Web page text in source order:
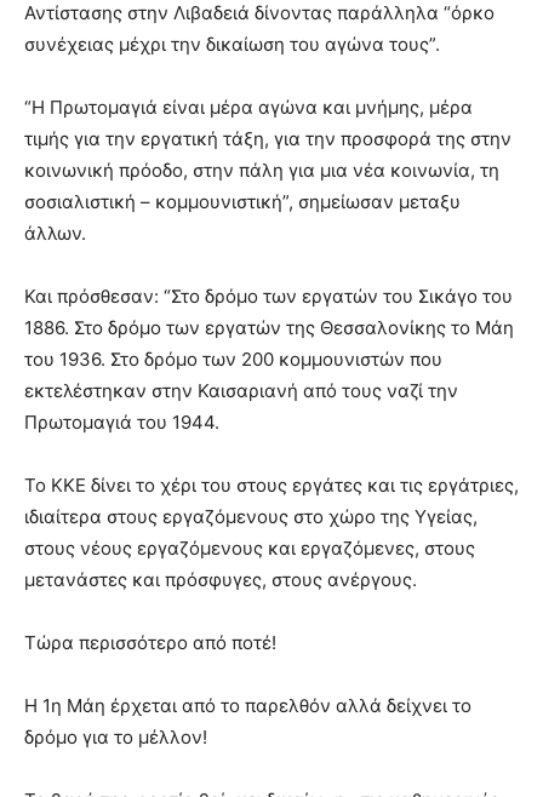
Αντίστασης στην Λιβαδειά δίνοντας παράλληλα “όρκο
συνέχειας μέχρι την δικαίωση του αγώνα τους”.
“Η Πρωτομαγιά είναι μέρα αγώνα και μνήμης, μέρα
τιμής για την εργατική τάξη, για την προσφορά της στην
κοινωνική πρόοδο, στην πάλη για μια νέα κοινωνία, τη
σοσιαλιστική – κομμουνιστική”, σημείωσαν μεταξυ
άλλων.
Και πρόσθεσαν: “Στο δρόμο των εργατών του Σικάγο του
1886. Στο δρόμο των εργατών της Θεσσαλονίκης το Μάη
του 1936. Στο δρόμο των 200 κομμουνιστών που
εκτελέστηκαν στην Καισαριανή από τους ναζί την
Πρωτομαγιά του 1944.
Το ΚΚΕ δίνει το χέρι του στους εργάτες και τις εργάτριες,
ιδιαίτερα στους εργαζόμενους στο χώρο της Υγείας,
στους νέους εργαζόμενους και εργαζόμενες, στους
μετανάστες και πρόσφυγες, στους ανέργους.
Τώρα περισσότερο από ποτέ!
Η 1η Μάη έρχεται από το παρελθόν αλλά δείχνει το
δρόμο για το μέλλον!